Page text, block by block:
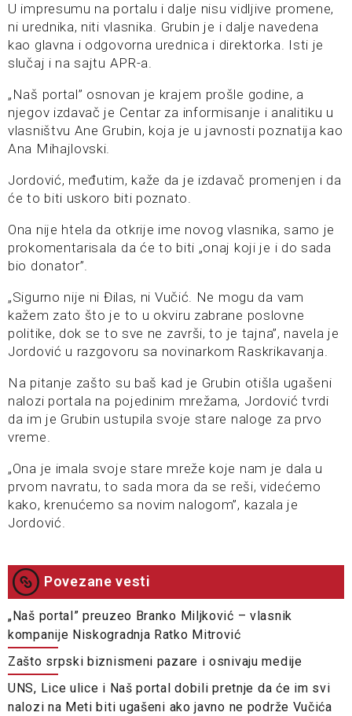
U impresumu na portalu i dalje nisu vidljive promene,
ni urednika, niti vlasnika. Grubin je i dalje navedena
kao glavna i odgovorna urednica i direktorka. Isti je
slučaj i na sajtu APR-a.
„Naš portal” osnovan je krajem prošle godine, a
njegov izdavač je Centar za informisanje i analitiku u
vlasništvu Ane Grubin, koja je u javnosti poznatija kao
Ana Mihajlovski.
Jordović, međutim, kaže da je izdavač promenjen i da
će to biti uskoro biti poznato.
Ona nije htela da otkrije ime novog vlasnika, samo je
prokomentarisala da će to biti „onaj koji je i do sada
bio donator”.
„Sigurno nije ni Đilas, ni Vučić. Ne mogu da vam
kažem zato što je to u okviru zabrane poslovne
politike, dok se to sve ne završi, to je tajna”, navela je
Jordović u razgovoru sa novinarkom Raskrikavanja.
Na pitanje zašto su baš kad je Grubin otišla ugašeni
nalozi portala na pojedinim mrežama, Jordović tvrdi
da im je Grubin ustupila svoje stare naloge za prvo
vreme.
„Ona je imala svoje stare mreže koje nam je dala u
prvom navratu, to sada mora da se reši, videćemo
kako, krenućemo sa novim nalogom”, kazala je
Jordović.
Povezane vesti
„Naš portal” preuzeo Branko Miljković – vlasnik
kompanije Niskogradnja Ratko Mitrović
Zašto srpski biznismeni pazare i osnivaju medije
UNS, Lice ulice i Naš portal dobili pretnje da će im svi
nalozi na Meti biti ugašeni ako javno ne podrže Vučića